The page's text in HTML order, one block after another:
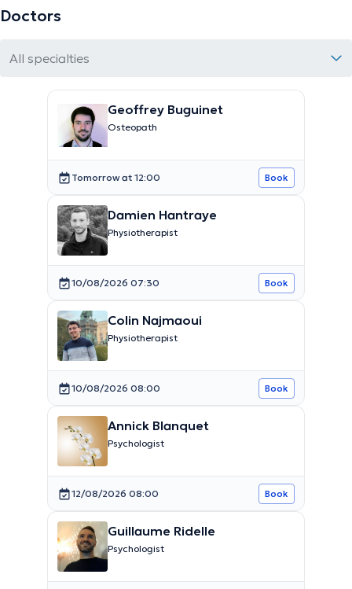
Doctors
All specialties
Geoffrey Buguinet
Osteopath
Tomorrow at 12:00 Book
Damien Hantraye
Physiotherapist
10/08/2026 07:30 Book
Colin Najmaoui
Physiotherapist
10/08/2026 08:00 Book
Annick Blanquet
Psychologist
12/08/2026 08:00 Book
Guillaume Ridelle
Psychologist